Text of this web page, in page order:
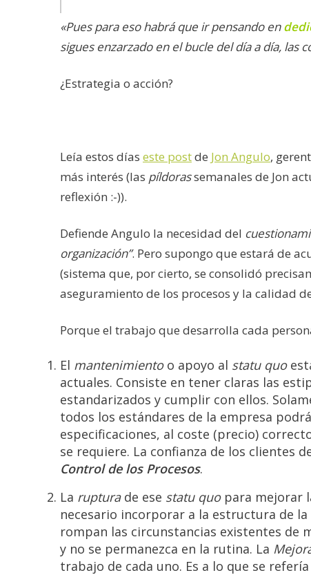
«Pues para eso habrá que ir pensando en
sigues enzarzado en el bucle del día a día, las
¿Estrategia o acción?
Leía estos días este postde Jon Angulo,
más interés (las píldorassemanales de Jon
reflexión :-)).
Defiende Angulo la necesidad del
organización”. Pero supongo que estará de
(sistema que, por cierto, se consolidó
aseguramiento de los procesos y la calidad
Porque el trabajo que desarrolla cada
El mantenimiento o apoyo al statu quo
actuales. Consiste en tener claras las
estandarizados y cumplir con ellos.
todos los estándares de la empresa
especificaciones, al coste (precio)
se requiere. La confianza de los clientes
Control de los Procesos.
La ruptura de ese statu quopara mejorar
necesario incorporar a la estructura de
rompan las circunstancias existentes de
y no se permanezca en la rutina. La
trabajo de cada uno. Es a lo que se